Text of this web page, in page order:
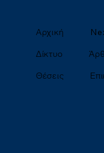
Αρχική
Δίκτυο
Θέσεις